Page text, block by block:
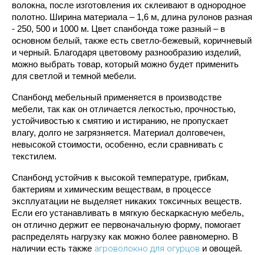
волокна, после изготовления их склеивают в однородное
полотно. Ширина материала – 1,6 м, длина рулонов разная
- 250, 500 и 1000 м. Цвет спанбонда тоже разный – в
основном белый, также есть светло-бежевый, коричневый
и черный. Благодаря цветовому разнообразию изделий,
можно выбрать товар, который можно будет применить
для светлой и темной мебели.
Спанбонд мебельный применяется в производстве
мебели, так как он отличается легкостью, прочностью,
устойчивостью к смятию и истиранию, не пропускает
влагу, долго не загрязняется. Материал долговечен,
невысокой стоимости, особенно, если сравнивать с
текстилем.
Спанбонд устойчив к высокой температуре, грибкам,
бактериям и химическим веществам, в процессе
эксплуатации не выделяет никаких токсичных веществ.
Если его устанавливать в мягкую бескаркасную мебель,
он отлично держит ее первоначальную форму, помогает
распределять нагрузку как можно более равномерно. В
наличии есть также агроволокно для огурцов и овощей.